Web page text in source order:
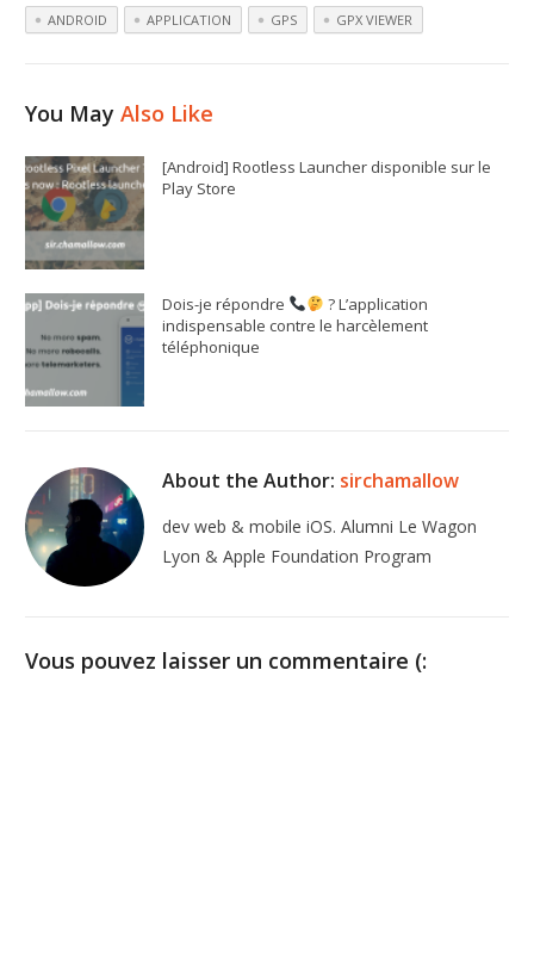
ANDROID APPLICATION GPS GPX VIEWER
You MayAlso Like
[Android] Rootless Launcher disponible sur le
Play Store
Dois-je répondre
? L’application
indispensable contre le harcèlement
téléphonique
About the Author: sirchamallow
dev web & mobile iOS. Alumni Le Wagon
Lyon & Apple Foundation Program
Vous pouvez laisser un commentaire (: